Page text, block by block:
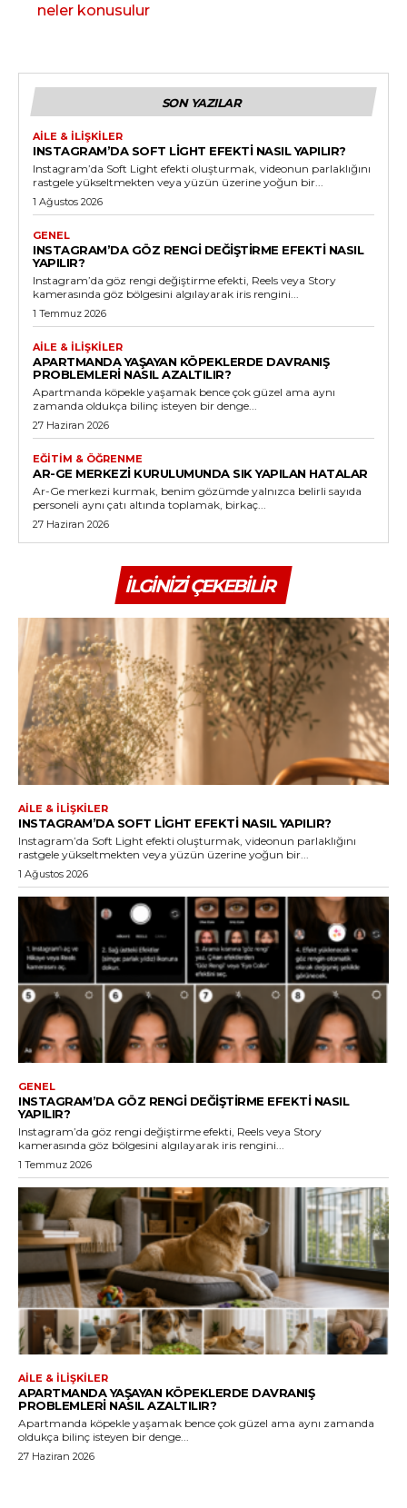
neler konusulur
SON YAZILAR
AILE & İLIŞKILER
INSTAGRAM’DA SOFT LIGHT EFEKTI NASIL YAPILIR?
Instagram’da Soft Light efekti oluşturmak, videonun parlaklığını
rastgele yükseltmekten veya yüzün üzerine yoğun bir...
1 Ağustos 2026
GENEL
INSTAGRAM’DA GÖZ RENGI DEĞIŞTIRME EFEKTI NASIL
YAPILIR?
Instagram’da göz rengi değiştirme efekti, Reels veya Story
kamerasında göz bölgesini algılayarak iris rengini...
1 Temmuz 2026
AILE & İLIŞKILER
APARTMANDA YAŞAYAN KÖPEKLERDE DAVRANIŞ
PROBLEMLERI NASIL AZALTILIR?
Apartmanda köpekle yaşamak bence çok güzel ama aynı
zamanda oldukça bilinç isteyen bir denge...
27 Haziran 2026
EĞITIM & ÖĞRENME
AR-GE MERKEZI KURULUMUNDA SIK YAPILAN HATALAR
Ar-Ge merkezi kurmak, benim gözümde yalnızca belirli sayıda
personeli aynı çatı altında toplamak, birkaç...
27 Haziran 2026
İLGINIZI ÇEKEBILIR
AILE & İLIŞKILER
INSTAGRAM’DA SOFT LIGHT EFEKTI NASIL YAPILIR?
Instagram’da Soft Light efekti oluşturmak, videonun parlaklığını
rastgele yükseltmekten veya yüzün üzerine yoğun bir...
1 Ağustos 2026
GENEL
INSTAGRAM’DA GÖZ RENGI DEĞIŞTIRME EFEKTI NASIL
YAPILIR?
Instagram’da göz rengi değiştirme efekti, Reels veya Story
kamerasında göz bölgesini algılayarak iris rengini...
1 Temmuz 2026
AILE & İLIŞKILER
APARTMANDA YAŞAYAN KÖPEKLERDE DAVRANIŞ
PROBLEMLERI NASIL AZALTILIR?
Apartmanda köpekle yaşamak bence çok güzel ama aynı zamanda
oldukça bilinç isteyen bir denge...
27 Haziran 2026